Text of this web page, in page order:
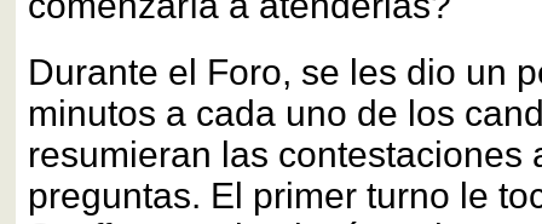
Durante el Foro, se les dio un
minutos a cada uno de los
resumieran las contestaciones
preguntas. El primer turno le